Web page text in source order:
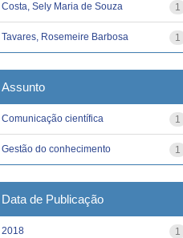
1
Costa, Sely Maria de Souza
1
Tavares, Rosemeire Barbosa
Assunto
1
Comunicação científica
1
Gestão do conhecimento
Data de Publicação
1
2018